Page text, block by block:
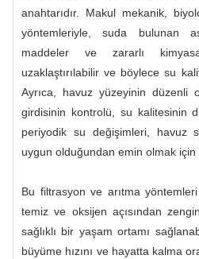
anahtarıdır. Makul mekanik,
yöntemleriyle, suda bulunan
maddeler ve zararlı
uzaklaştırılabilir ve böylece su
Ayrıca, havuz yüzeyinin düzenli
girdisinin kontrolü, su kalitesinin
periyodik su değişimleri, havuz
uygun olduğundan emin olmak için
Bu filtrasyon ve arıtma
temiz ve oksijen açısından
sağlıklı bir yaşam ortamı
büyüme hızını ve hayatta kalma